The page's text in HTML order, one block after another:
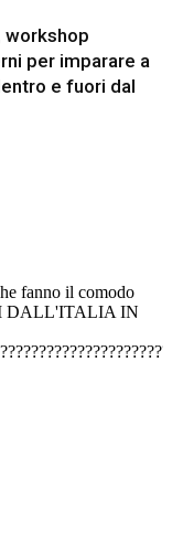
workshop
per imparare a
e fuori dal